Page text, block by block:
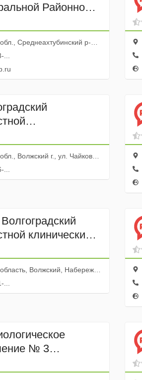
Районной
МУЗ
р-н, Средняя Ахтуба пгт, ул. Больничная, 2
№ 7, детское
Волжский г., ул. Чайковского, 9
клинический
Структурное
№ 4
Волжский, Набережная улица, 55
№ 3
клинической
№ 3